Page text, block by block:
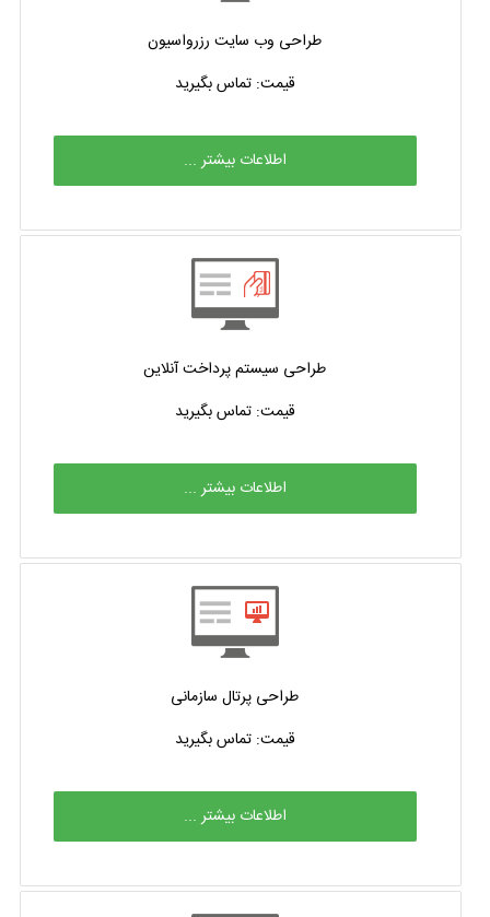
طراحی وب سایت رزرواسیون
قیمت: تماس بگیرید
اطلاعات بیشتر ...
طراحی سیستم پرداخت آنلاین
قیمت: تماس بگیرید
اطلاعات بیشتر ...
طراحی پرتال سازمانی
قیمت: تماس بگیرید
اطلاعات بیشتر ...